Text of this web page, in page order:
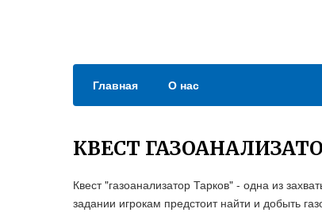
Главная О нас
КВЕСТ
Квест "газоанализатор Тарков" - одна из
задании игрокам предстоит найти и добыть